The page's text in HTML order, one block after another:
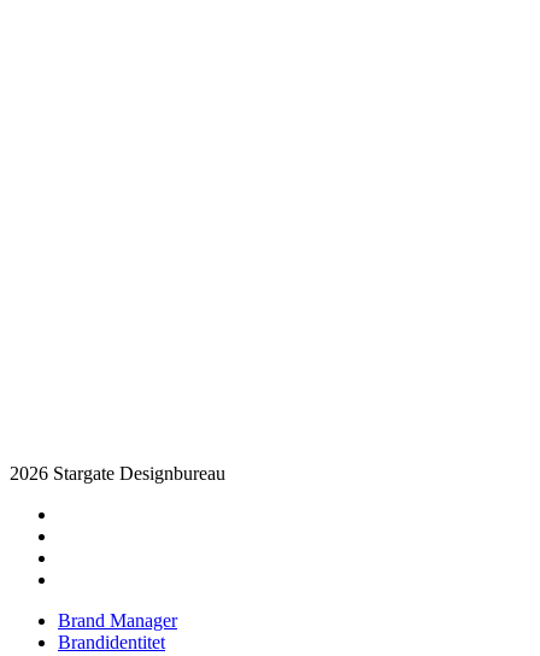
2026 Stargate Designbureau
Close
Menu
Brand Manager
Brandidentitet